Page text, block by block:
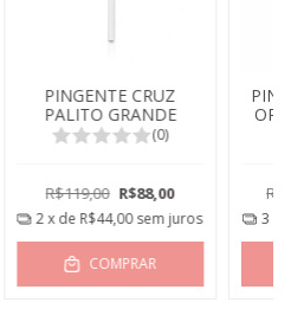
PINGENTE CRUZ
PALITO GRANDE
(0)
R$119,00 R$88,00
2 x de R$44,00sem juros
COMPRAR
3